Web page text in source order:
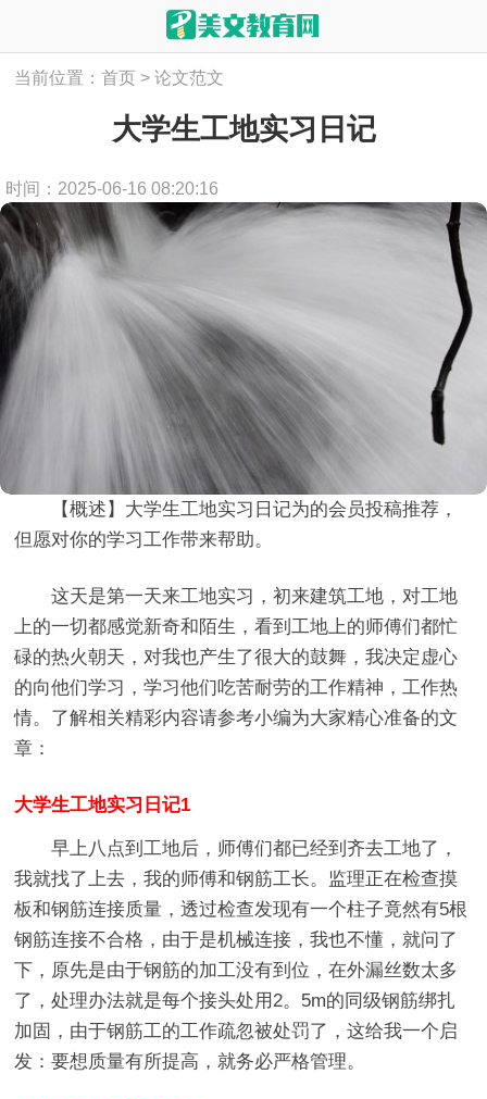
当前位置：首页 > 论文范文
大学生工地实习日记
时间：2025-06-16 08:20:16
【概述】 大学生工地实习日记为的会员投稿推荐，
但愿对你的学习工作带来帮助。
这天是第一天来工地实习，初来建筑工地，对工地
上的一切都感觉新奇和陌生，看到工地上的师傅们都忙
碌的热火朝天，对我也产生了很大的鼓舞，我决定虚心
的向他们学习，学习他们吃苦耐劳的工作精神，工作热
情。了解相关精彩内容请参考小编为大家精心准备的文
章：
大学生工地实习日记1
早上八点到工地后，师傅们都已经到齐去工地了，
我就找了上去，我的师傅和钢筋工长。监理正在检查摸
板和钢筋连接质量，透过检查发现有一个柱子竟然有5根
钢筋连接不合格，由于是机械连接，我也不懂，就问了
下，原先是由于钢筋的加工没有到位，在外漏丝数太多
了，处理办法就是每个接头处用2。5m的同级钢筋绑扎
加固，由于钢筋工的工作疏忽被处罚了，这给我一个启
发：要想质量有所提高，就务必严格管理。